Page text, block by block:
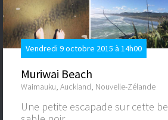
Vendredi 9 octobre 2015 à 14h00
Muriwai Beach
Waimauku, Auckland, Nouvelle-Zélande
Une petite escapade sur cette